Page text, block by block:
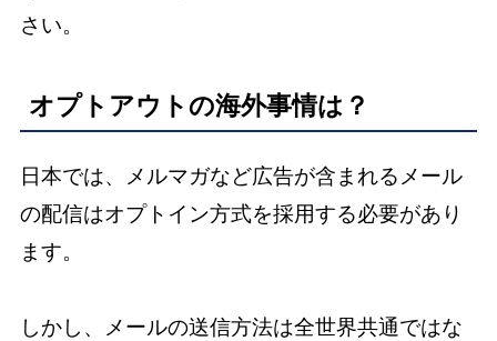
さい。
オプトアウトの海外事情は？
日本では、メルマガなど広告が含まれるメール
の配信はオプトイン方式を採用する必要があり
ます。
しかし、メールの送信方法は全世界共通ではな